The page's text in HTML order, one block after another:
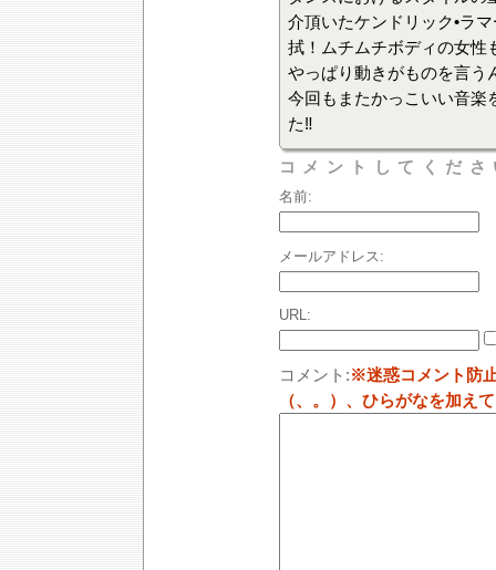
介頂いたケンドリック•ラ
拭！ムチムチボディの女性
やっぱり動きがものを言う
今回もまたかっこいい音楽
た‼︎
コメントしてくだ
名前:
メールアドレス:
URL:
コメント:※迷惑コメント防
（、。）、ひらがなを加え